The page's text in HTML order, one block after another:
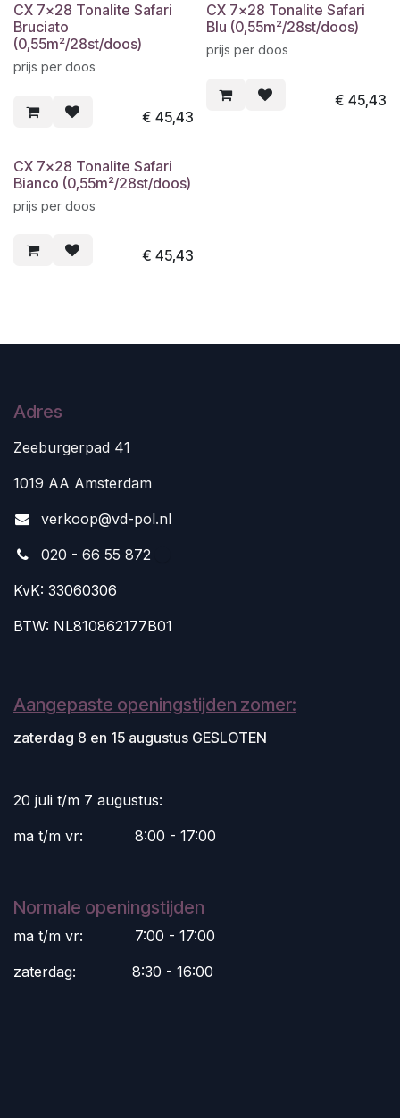
CX 7x28 Tonalite Safari
Bruciato
(0,55m²/28st/doos)
prijs per doos
€ 45,43
CX 7x28 Tonalite Safari
Blu (0,55m²/28st/doos)
prijs per doos
€ 45,43
CX 7x28 Tonalite Safari
Bianco (0,55m²/28st/doos)
prijs per doos
€ 45,43
Adres
Zeeburgerpad 41
1019 AA Amsterdam
verkoop@vd-pol.nl
020 - 66 55 872
KvK: 33060306
BTW: NL810862177B01
Aangepaste openingstijden zomer:
zaterdag 8 en 15 augustus GESLOTEN
20 juli t/m 7 augustus:
ma t/m vr:
​8:00 - 17:00
Normale openingstijden
ma t/m vr:
​7:00 - 17:00
zaterdag:
​8:30 - 16:00